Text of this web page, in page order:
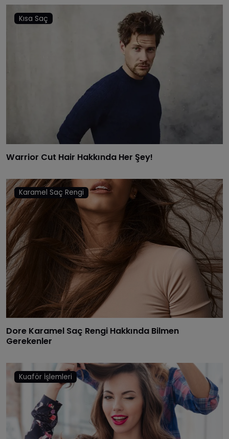
Kısa Saç
Warrior Cut Hair Hakkında Her Şey!
Karamel Saç Rengi
Dore Karamel Saç Rengi Hakkında Bilmen
Gerekenler
Kuaför İşlemleri